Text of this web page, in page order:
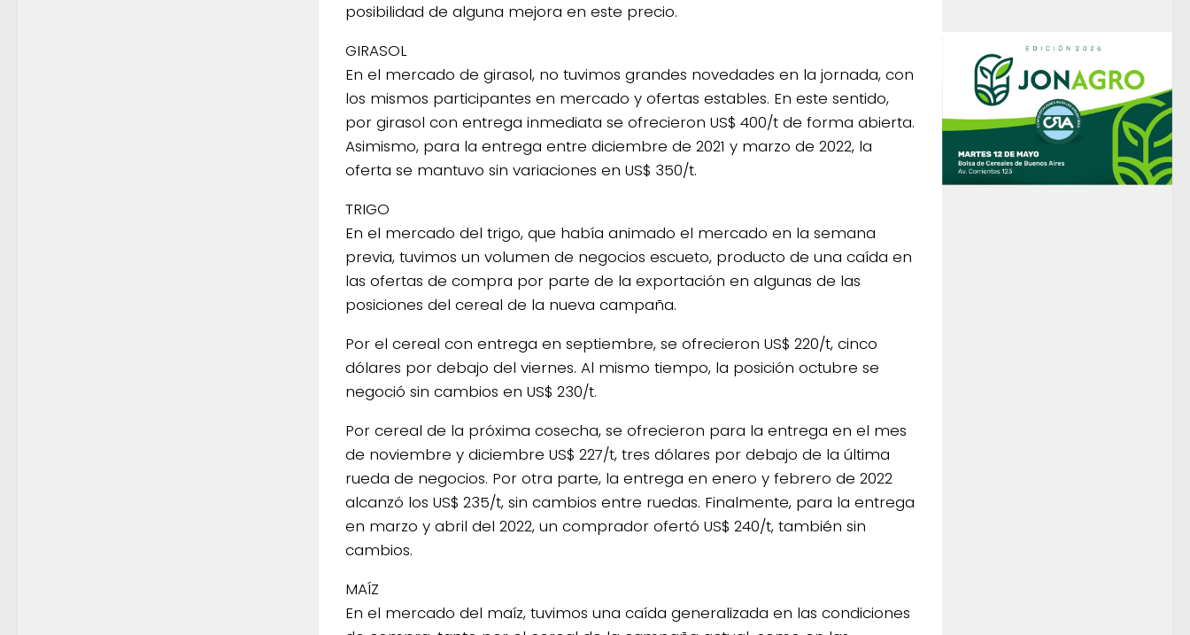
posibilidad de alguna mejora en este precio.
GIRASOL
En el mercado de girasol, no tuvimos grandes novedades en la jornada, con
los mismos participantes en mercado y ofertas estables. En este sentido,
por girasol con entrega inmediata se ofrecieron US$ 400/t de forma abierta.
Asimismo, para la entrega entre diciembre de 2021 y marzo de 2022, la
oferta se mantuvo sin variaciones en US$ 350/t.
TRIGO
En el mercado del trigo, que había animado el mercado en la semana
previa, tuvimos un volumen de negocios escueto, producto de una caída en
las ofertas de compra por parte de la exportación en algunas de las
posiciones del cereal de la nueva campaña.
Por el cereal con entrega en septiembre, se ofrecieron US$ 220/t, cinco
dólares por debajo del viernes. Al mismo tiempo, la posición octubre se
negoció sin cambios en US$ 230/t.
Por cereal de la próxima cosecha, se ofrecieron para la entrega en el mes
de noviembre y diciembre US$ 227/t, tres dólares por debajo de la última
rueda de negocios. Por otra parte, la entrega en enero y febrero de 2022
alcanzó los US$ 235/t, sin cambios entre ruedas. Finalmente, para la entrega
en marzo y abril del 2022, un comprador ofertó US$ 240/t, también sin
cambios.
MAÍZ
En el mercado del maíz, tuvimos una caída generalizada en las condiciones